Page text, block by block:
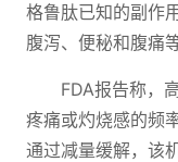
格鲁肽已知的副作
腹泻、便秘和腹痛
FDA报告称，
疼痛或灼烧感的频
通过减量缓解，该